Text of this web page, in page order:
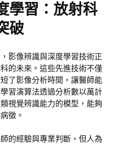
學習：放射科
破
影像辨識與深度學習技術正
的未來。這些先進技術不僅
了影像分析時間，讓醫師能
習演算法透過分析數以萬計
視覺辨識能力的模型，能夠
徵。
的經驗與專業判斷，但人為